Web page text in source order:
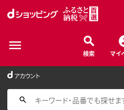
検索 マイ
アカウント